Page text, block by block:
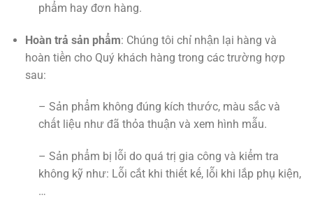
phẩm hay đơn hàng.
Hoàn trả sản phẩm: Chúng tôi chỉ nhận lại hàng và
hoàn tiền cho Quý khách hàng trong các trường hợp
sau:
– Sản phẩm không đúng kích thước, màu sắc và
chất liệu như đã thỏa thuận và xem hình mẫu.
– Sản phẩm bị lỗi do quá trị gia công và kiểm tra
không kỹ như: Lỗi cắt khi thiết kế, lỗi khi lắp phụ kiện,
…